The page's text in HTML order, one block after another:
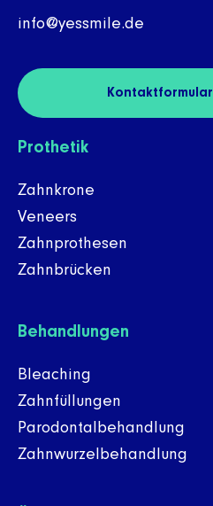
info@yessmile.de
Kontaktformular
Prothetik
Zahnkrone
Veneers
Zahnprothesen
Zahnbrücken
Behandlungen
Bleaching
Zahnfüllungen
Parodontalbehandlung
Zahnwurzelbehandlung